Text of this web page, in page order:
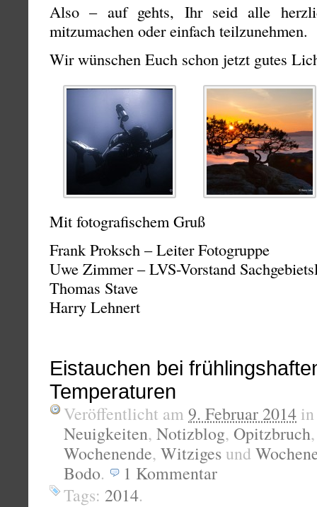
Also – auf gehts, Ihr seid alle
mitzumachen oder einfach teilzunehmen.
Wir wünschen Euch schon jetzt gutes
Mit fotografischem Gruß
Frank Proksch – Leiter Fotogruppe
Uwe Zimmer – LVS-Vorstand
Thomas Stave
Harry Lehnert
Eistauchen bei
Temperaturen
Veröffentlicht am 9. Februar 2014
Neuigkeiten, Notizblog, Opitzbruch
Wochenende, Witziges und
Bodo. 1 Kommentar
Tags: 2014.